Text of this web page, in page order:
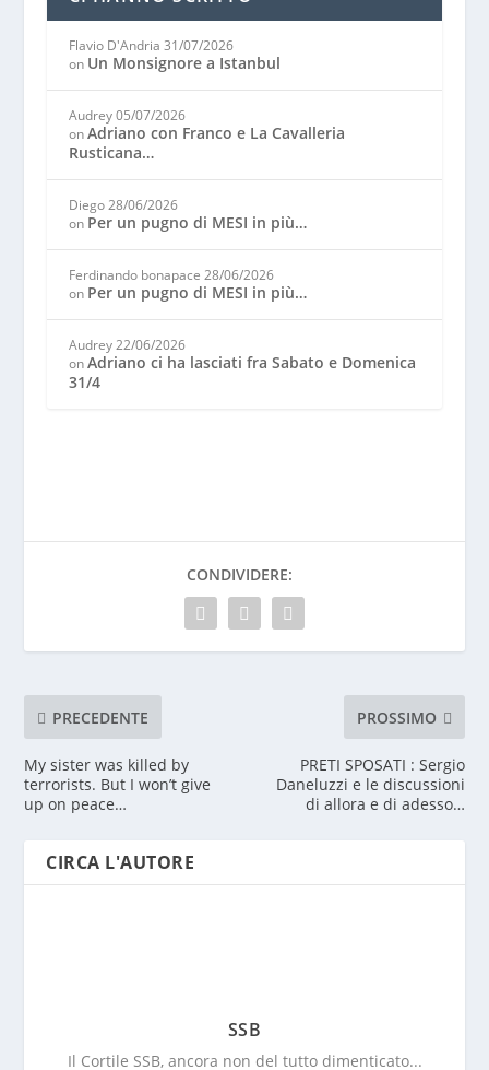
Flavio D'Andria 31/07/2026
on Un Monsignore a Istanbul
Audrey 05/07/2026
onAdriano con Franco e La Cavalleria
Rusticana…
Diego 28/06/2026
on Per un pugno di MESI in più…
Ferdinando bonapace 28/06/2026
on Per un pugno di MESI in più…
Audrey 22/06/2026
onAdriano ci ha lasciati fra Sabato e Domenica
31/4
CONDIVIDERE:
PRECEDENTE
My sister was killed by
terrorists. But I won’t give
up on peace…
PROSSIMO
PRETI SPOSATI : Sergio
Daneluzzi e le discussioni
di allora e di adesso…
CIRCA L'AUTORE
SSB
Il Cortile SSB, ancora non del tutto dimenticato...